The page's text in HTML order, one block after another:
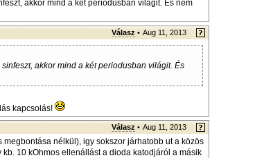
akkor mind a két periodusban világit. És nem
Válasz • Aug 11, 2013
akkor mind a két periodusban világit. És
kapcsolás!
Válasz • Aug 11, 2013
nélkül), igy sokszor járhatobb ut a közös
10 kOhmos ellenállást a dioda katodjáról a másik